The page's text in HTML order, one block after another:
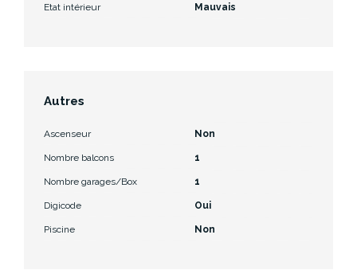
Etat intérieur Mauvais
Autres
Ascenseur Non
Nombre balcons 1
Nombre garages/Box 1
Digicode Oui
Piscine Non